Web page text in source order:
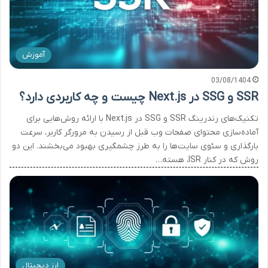
آموزش
03/08/1404
SSR و SSG در Next.js چیست و چه کاربردی دارد؟
تکنیک‌های رندرینگ SSR و SSG در Next.js با ارائه روش‌هایی برای
آماده‌سازی محتوای صفحات وب قبل از رسیدن به مرورگر کاربر، سرعت
بارگذاری و سئوی سایت‌ها را به طرز چشمگیری بهبود می‌بخشند. این دو
روش که در کنار ISR، هسته…
ارز دیجیتال